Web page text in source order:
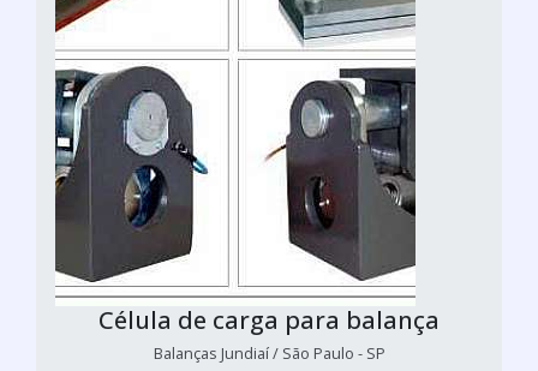
Célula de carga para balança
Balanças Jundiaí / São Paulo - SP